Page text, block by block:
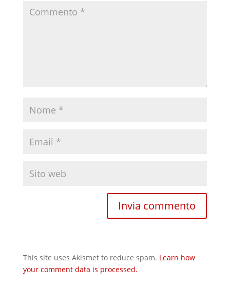
This site uses Akismet to reduce spam. Learn how
your comment data is processed.